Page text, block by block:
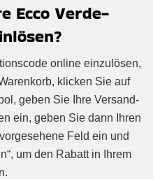
Ecco Verde-
online einzulösen,
klicken Sie auf
geben Sie Ihre Versand-
ein, geben Sie dann Ihren
Feld ein und
um den Rabatt in Ihrem